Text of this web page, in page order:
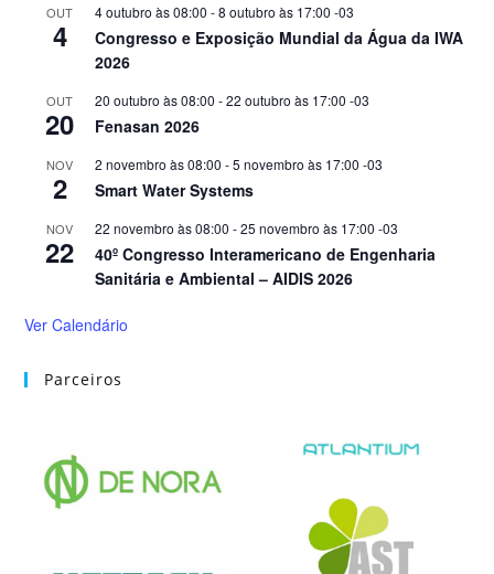
OUT
4
4 outubro às 08:00 -8 outubro às 17:00 -03
Congresso e Exposição Mundial da Água da IWA
2026
OUT
20
20 outubro às 08:00 -22 outubro às 17:00 -03
Fenasan 2026
NOV
2
2 novembro às 08:00 -5 novembro às 17:00 -03
Smart Water Systems
NOV
22
22 novembro às 08:00 -25 novembro às 17:00 -03
40º Congresso Interamericano de Engenharia
Sanitária e Ambiental – AIDIS 2026
Ver Calendário
Parceiros